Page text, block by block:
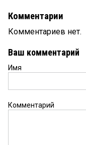
Комментарии
Комментариев нет.
Ваш комментарий
Имя
Комментарий